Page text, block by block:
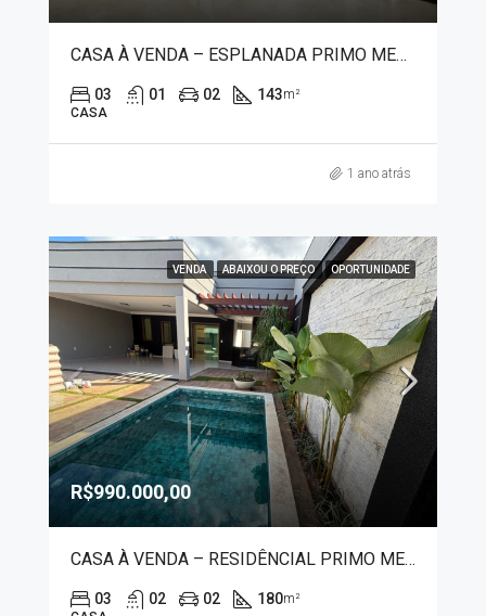
CASA À VENDA – ESPLANADA PRIMO MENEGHETTI II 90019
03 01 02 143m²
CASA
1 ano atrás
VENDA ABAIXOU O PREÇO OPORTUNIDADE
R$990.000,00
CASA À VENDA – RESIDÊNCIAL PRIMO MENEGUETTI II 80023
03 02 02 180m²